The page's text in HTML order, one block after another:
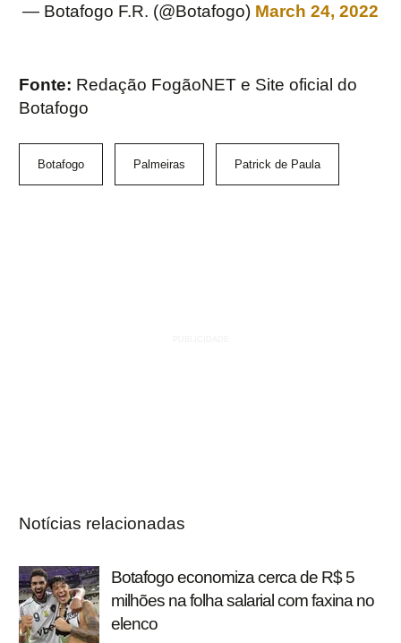
— Botafogo F.R. (@Botafogo) March 24, 2022
Fonte: Redação FogãoNET e Site oficial do
Botafogo
Botafogo Palmeiras Patrick de Paula
Notícias relacionadas
Botafogo economiza cerca de R$ 5
milhões na folha salarial com faxina no
elenco